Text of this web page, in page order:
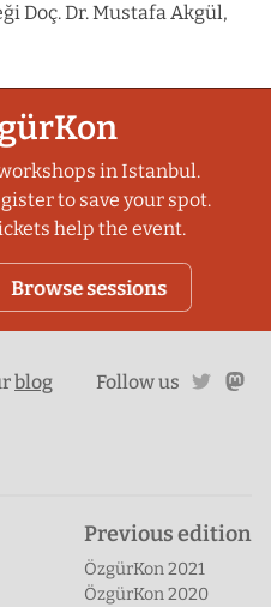
Doç. Dr. Mustafa Akgül,
in Istanbul.
to save your spot.
help the event.
Browse sessions
blog Follow us
Previous edition
ÖzgürKon 2021
ÖzgürKon 2020